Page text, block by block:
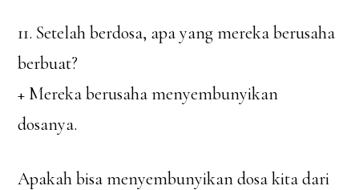
11. Setelah berdosa, apa yang mereka berusaha
berbuat?
+ Mereka berusaha menyembunyikan
dosanya.
Apakah bisa menyembunyikan dosa kita dari